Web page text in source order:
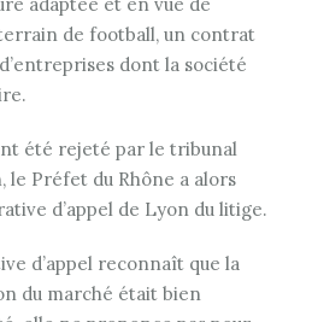
de football, un contrat
dont la société
été rejeté par le tribunal
Préfet du Rhône a alors
d’appel de Lyon du litige.
d’appel reconnaît que la
du marché était bien